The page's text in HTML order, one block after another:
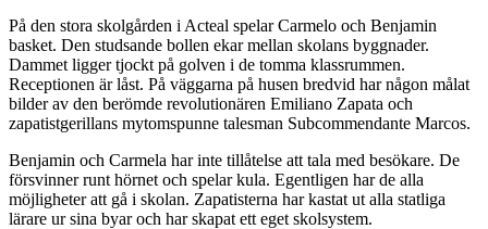
På den stora skolgården i Acteal spelar Carmelo och Benjamin
basket. Den studsande bollen ekar mellan skolans byggnader.
Dammet ligger tjockt på golven i de tomma klassrummen.
Receptionen är låst. På väggarna på husen bredvid har någon målat
bilder av den berömde revolutionären Emiliano Zapata och
zapatistgerillans mytomspunne talesman Subcommendante Marcos.
Benjamin och Carmela har inte tillåtelse att tala med besökare. De
försvinner runt hörnet och spelar kula. Egentligen har de alla
möjligheter att gå i skolan. Zapatisterna har kastat ut alla statliga
lärare ur sina byar och har skapat ett eget skolsystem.